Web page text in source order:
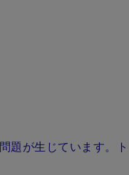
題が生じています。ト